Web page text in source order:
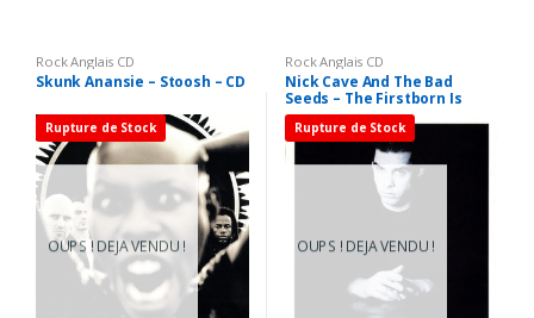
Rock Anglais CD
Skunk Anansie – Stoosh – CD
Rupture de Stock
OUPS ! DEJA VENDU !
Rock Anglais CD
Nick Cave And The Bad
Seeds – The Firstborn Is
Dead – CD
Rupture de Stock
OUPS ! DEJA VENDU !